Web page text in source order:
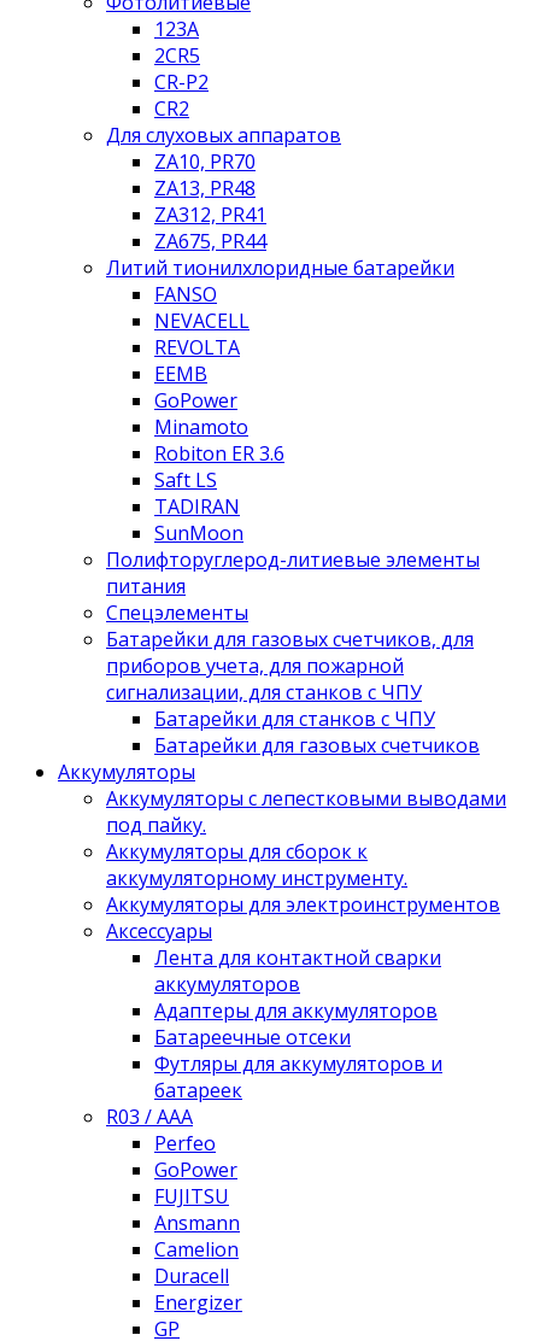
123A
2CR5
CR-P2
CR2
Для слуховых аппаратов
ZA10, PR70
ZA13, PR48
ZA312, PR41
ZA675, PR44
Литий тионилхлоридные батарейки
FANSO
NEVACELL
REVOLTA
EEMB
GoPower
Minamoto
Robiton ER 3.6
Saft LS
TADIRAN
SunMoon
Полифторуглерод-литиевые элементы
питания
Спецэлементы
Батарейки для газовых счетчиков, для
приборов учета, для пожарной
сигнализации, для станков с ЧПУ
Батарейки для станков с ЧПУ
Батарейки для газовых счетчиков
Аккумуляторы
Аккумуляторы с лепестковыми выводами
под пайку.
Аккумуляторы для сборок к
аккумуляторному инструменту.
Аккумуляторы для электроинструментов
Аксессуары
Лента для контактной сварки
аккумуляторов
Адаптеры для аккумуляторов
Батареечные отсеки
Футляры для аккумуляторов и
батареек
R03 / AAA
Perfeo
GoPower
FUJITSU
Ansmann
Camelion
Duracell
Energizer
GP